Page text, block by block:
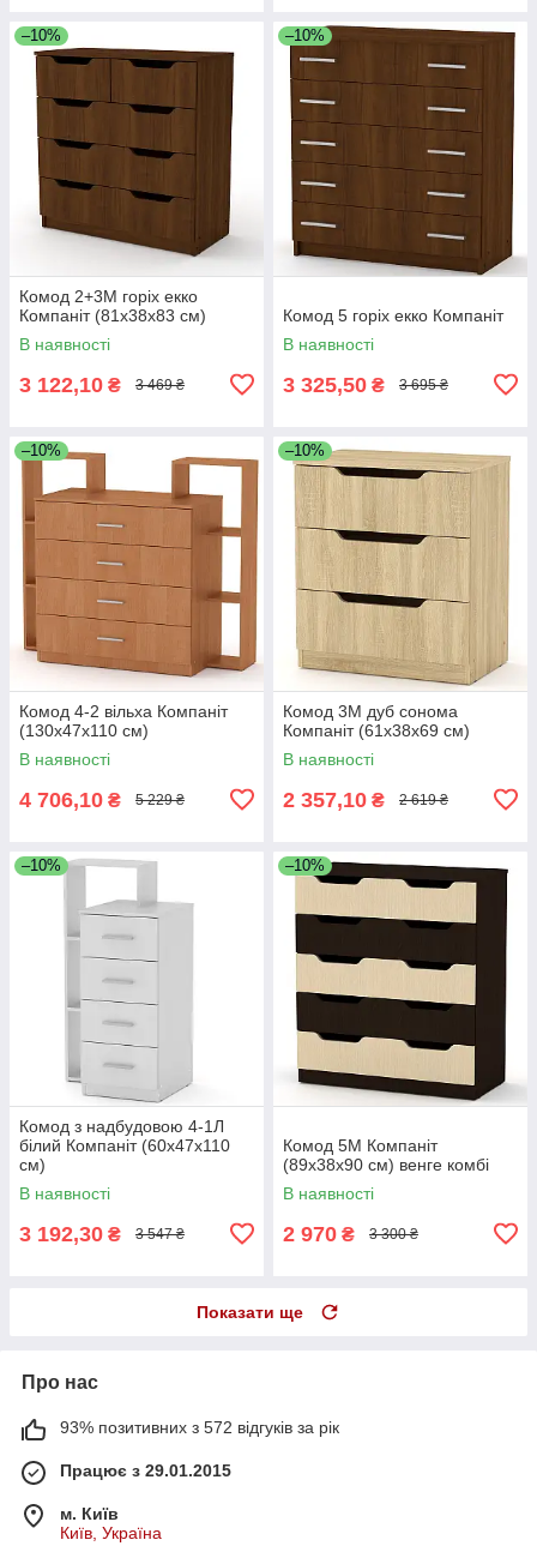
–10%
Комод 2+3М горіх екко
Компаніт (81х38х83 см)
В наявності
3 122,10 ₴ 3 469 ₴
–10%
Комод 5 горіх екко Компаніт
В наявності
3 325,50 ₴ 3 695 ₴
–10%
Комод 4-2 вільха Компаніт
(130х47х110 см)
В наявності
4 706,10 ₴ 5 229 ₴
–10%
Комод 3М дуб сонома
Компаніт (61х38х69 см)
В наявності
2 357,10 ₴ 2 619 ₴
–10%
Комод з надбудовою 4-1Л
білий Компаніт (60х47х110
см)
В наявності
3 192,30 ₴ 3 547 ₴
–10%
Комод 5М Компаніт
(89х38х90 см) венге комбі
В наявності
2 970 ₴ 3 300 ₴
Показати ще
Про нас
93% позитивних з 572 відгуків за рік
Працює з 29.01.2015
м. Київ
Київ, Україна